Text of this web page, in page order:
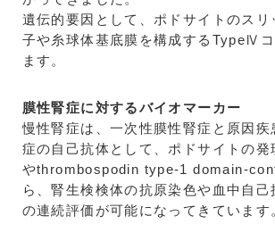
遺伝的要因として、ポドサイトのス
子や糸球体基底膜を構成するTypeⅣ
ます。
膜性腎症に対するバイオマーカー
慢性腎症は、一次性膜性腎症と原因
症の自己抗体として、ポドサイトの
やthrombospodin type-1 domain-
ら、腎生検検体の抗原染色や血中自
の連続評価が可能になってきています